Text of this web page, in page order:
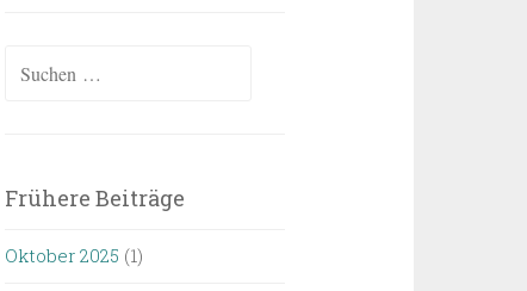
Suchen
Frühere Beiträge
Oktober 2025 (1)